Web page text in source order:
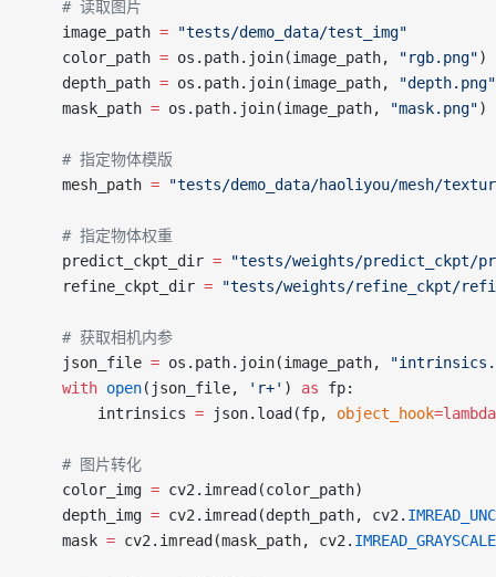
    # 读取图片
    image_path
= "tests/demo_data/test_img"
    color_path
= os.path.join(image_path, "rgb.png")
    depth_path
= os.path.join(image_path,
"depth.png"
    mask_path
= os.path.join(image_path, "mask.png")
    # 指定物体模版
    mesh_path
= "tests/demo_data/haoliyou/mesh/
    # 指定物体权重
    predict_ckpt_dir
= "tests/weights/predict_ckpt/
    refine_ckpt_dir
= "tests/weights/refine_ckpt/
    # 获取相机内参
    json_file
= os.path.join(image_path,
    with
open(json_file, 'r+' ) as fp:
        intrinsics
= json.load(fp, object_hook=lambda
    # 图片转化
    color_img
= cv2.imread(color_path)
    depth_img
= cv2.imread(depth_path, cv2.
    mask
= cv2.imread(mask_path, cv2. IMREAD_GRAYSCALE